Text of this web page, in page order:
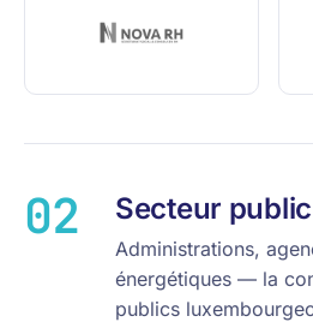
02 Secteur
Administrations,
énergétiques — la
publics